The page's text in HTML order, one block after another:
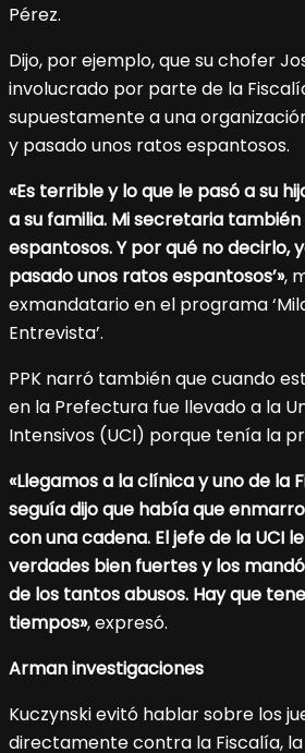
Pérez.
Dijo, por ejemplo, que su chofer
involucrado por parte de la
supuestamente a una
y pasado unos ratos espantosos.
«Es terrible y lo que le pasó a su
a su familia. Mi secretaria
espantosos. Y por qué no decirlo,
pasado unos ratos espantosos’»,
exmandatario en el programa
Entrevista’.
PPK narró también que cuando
en la Prefectura fue llevado a la
Intensivos (UCI) porque tenía la
«Llegamos a la clínica y uno de la
seguía dijo que había que
con una cadena. El jefe de la UCI
verdades bien fuertes y los
de los tantos abusos. Hay que
tiempos», expresó.
Arman investigaciones
Kuczynski evitó hablar sobre los
directamente contra la Fiscalía,